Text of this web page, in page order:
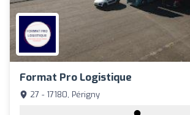
Format Pro Logistique
27 - 17180, Périgny